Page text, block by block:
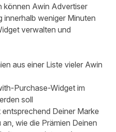
können Awin Advertiser
innerhalb weniger Minuten
verwalten und
aus einer Liste vieler Awin
Purchase-Widget im
soll
Deiner Marke
wie die Prämien Deinen